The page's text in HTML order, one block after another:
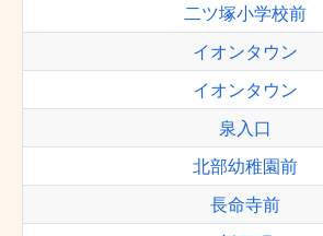
二ツ塚小学校前
イオンタウン
イオンタウン
泉入口
北部幼稚園前
長命寺前